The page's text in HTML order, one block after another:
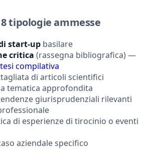
tipologie ammesse
start-up basilare
critica (rassegna bibliografica) —
tesi compilativa
di articoli scientifici
tematica approfondita
giurisprudenziali rilevanti
di esperienze di tirocinio o eventi
aziendale specifico